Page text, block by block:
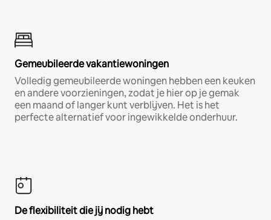
Gemeubileerde vakantiewoningen
Volledig gemeubileerde woningen hebben een keuken
en andere voorzieningen, zodat je hier op je gemak
een maand of langer kunt verblijven. Het is het
perfecte alternatief voor ingewikkelde onderhuur.
De flexibiliteit die jij nodig hebt